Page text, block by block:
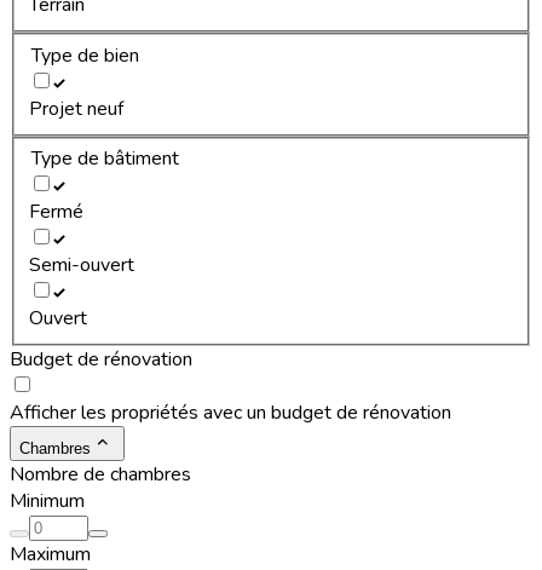
Type de bien
Projet neuf
Type de bâtiment
Fermé
Semi-ouvert
Ouvert
Budget de rénovation
Afficher les propriétés avec un budget de rénovation
Chambres
Nombre de chambres
Minimum
Maximum